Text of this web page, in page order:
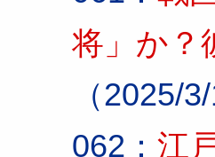
将」か？
（2025/3/
062： 江